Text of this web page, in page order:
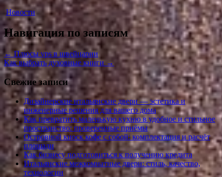
Новости
Навигация по записям
←Плюсы vps в швейцарии
Как выбрать духовные книги →
Свежие записи
Дизайнерские итальянские двери — эстетика и
инженерные решения для вашего дома
Как превратить маленькую кухню в удобное и стильное
пространство: проверенные приёмы
Островной киоск кофе с собой: комплектация и расчёт
площади
Как бизнесу подготовиться к получению кредита
Итальянские межкомнатные двери: стиль, качество,
технологии